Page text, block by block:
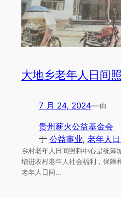
大地乡老年人日间
7 月 24, 2024—由
贵州薪火公益基金会
于 公益事业, 老年人
乡村老年人日间照料中心是统筹
增进农村老年人社会福利，保障
老年人日间…